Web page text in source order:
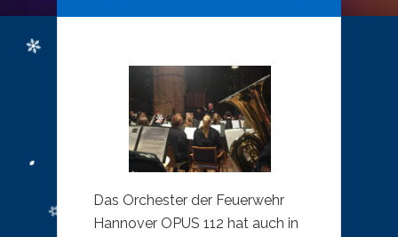
Das Orchester der Feuerwehr
Hannover OPUS 112 hat auch in